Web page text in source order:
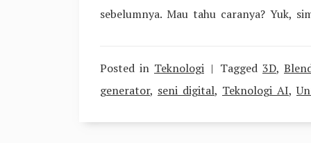
sebelumnya. Mau tahu caranya? Yuk,
Posted in Teknologi Tagged 3D,
generator, seni digital, Teknologi AI,